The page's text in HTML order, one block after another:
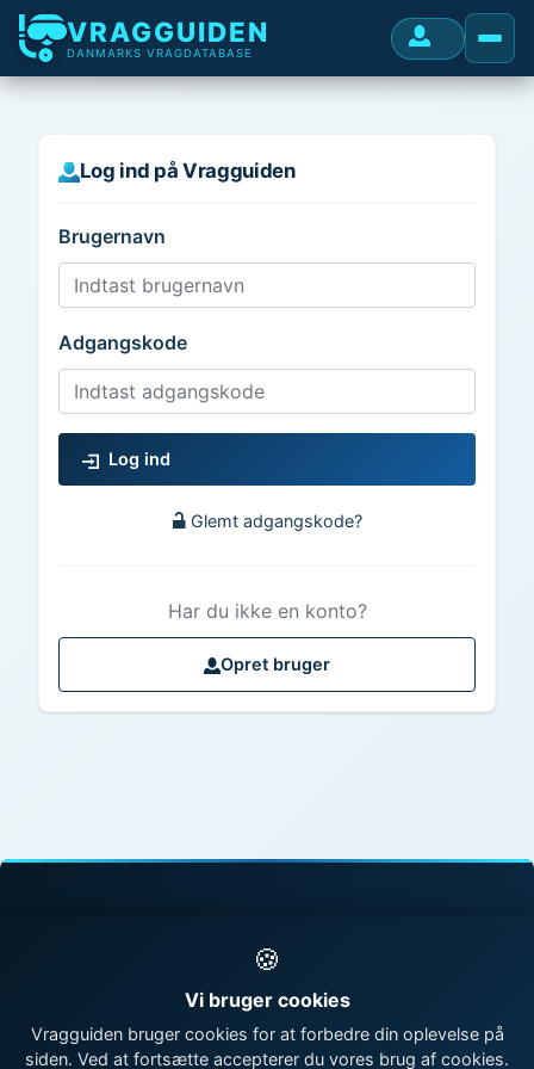
VRAGGUIDEN
DANMARKS VRAGDATABASE
Log ind på Vragguiden
Brugernavn
Adgangskode
Log ind
Glemt adgangskode?
Har du ikke en konto?
Opret bruger
vragdatabase
| Om Vragguiden
🍪
Vi bruger cookies
Vragguiden bruger cookies for at forbedre din oplevelse på
siden. Ved at fortsætte accepterer du vores brug af cookies.